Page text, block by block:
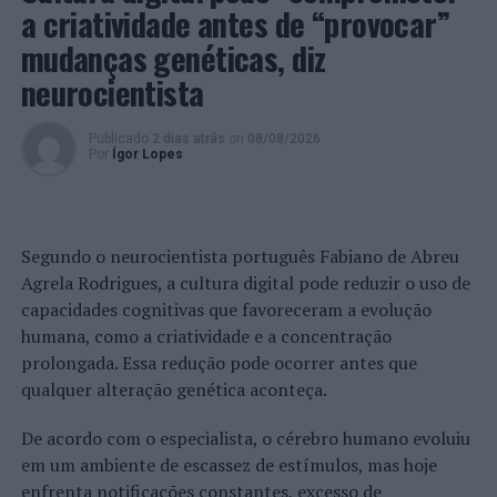
Relativamente aos Polícias, os mesmos receberam
tratamento hospitalar por lesões na face, nas costas e
membros.
Ainda no dia 21 de novembro, na zona da Falagueira, um
Polícia, no período da sua folga, foi agredido com um
corte no lábio e arranhões na zona do pescoço, o Polícia
teve necessidade de tratamento hospitalar, bem como, o
suspeito que, após a chegada dos Polícias de serviço,
começou a desfalecer, tendo sido socorrido de imediato
pelos mesmos até à chegada dos meios de emergência
médica.
Ocorrências do Comando Metropolitano de Lisboa
a criatividade antes de “provocar”
mudanças genéticas, diz
neurocientista
Publicado 2 dias atrás on 08/08/2026
Por
Ígor Lopes
Segundo o neurocientista português Fabiano de Abreu
Agrela Rodrigues, a cultura digital pode reduzir o uso de
capacidades cognitivas que favoreceram a evolução
humana, como a criatividade e a concentração
prolongada. Essa redução pode ocorrer antes que
qualquer alteração genética aconteça.
De acordo com o especialista, o cérebro humano evoluiu
em um ambiente de escassez de estímulos, mas hoje
enfrenta notificações constantes, excesso de